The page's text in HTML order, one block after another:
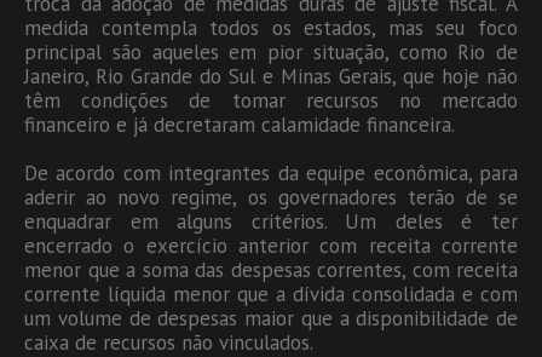
medida contempla todos os estados, mas seu foco
principal são aqueles em pior situação, como Rio de
Janeiro, Rio Grande do Sul e Minas Gerais, que hoje não
têm condições de tomar recursos no mercado
financeiro e já decretaram calamidade financeira.
De acordo com integrantes da equipe econômica, para
aderir ao novo regime, os governadores terão de se
enquadrar em alguns critérios. Um deles é ter
encerrado o exercício anterior com receita corrente
menor que a soma das despesas correntes, com receita
corrente líquida menor que a dívida consolidada e com
um volume de despesas maior que a disponibilidade de
caixa de recursos não vinculados.